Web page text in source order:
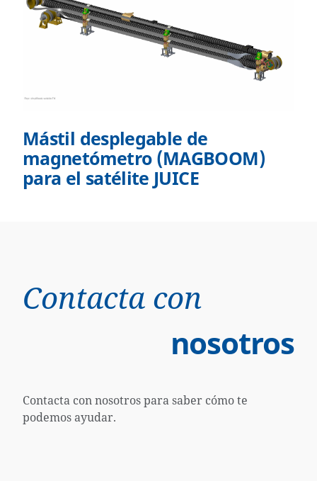
Mástil desplegable de
magnetómetro (MAGBOOM)
para el satélite JUICE
Contacta con
nosotros
Contacta con nosotros para saber cómo te
podemos ayudar.